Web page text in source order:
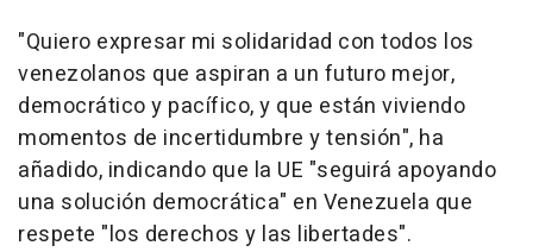
"Quiero expresar mi solidaridad con todos los
venezolanos que aspiran a un futuro mejor,
democrático y pacífico, y que están viviendo
momentos de incertidumbre y tensión", ha
añadido, indicando que la UE "seguirá apoyando
una solución democrática" en Venezuela que
respete "los derechos y las libertades".